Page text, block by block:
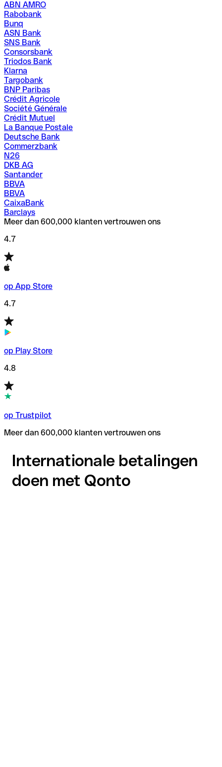
ABN AMRO
Rabobank
Bunq
ASN Bank
SNS Bank
Consorsbank
Triodos Bank
Klarna
Targobank
BNP Paribas
Crédit Agricole
Société Générale
Crédit Mutuel
La Banque Postale
Deutsche Bank
Commerzbank
N26
DKB AG
Santander
BBVA
BBVA
CaixaBank
Barclays
Meer dan 600,000 klanten vertrouwen ons
4.7
op App Store
4.7
op Play Store
4.8
op Trustpilot
Meer dan 600,000 klanten vertrouwen ons
Internationale betalingen
doen met Qonto